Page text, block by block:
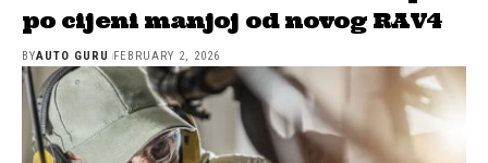
po cijeni manjoj od novog RAV4
BYAUTO GURU FEBRUARY 2, 2026